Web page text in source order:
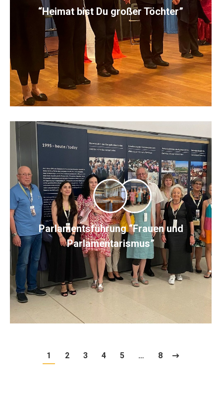
“Heimat bist Du großer Töchter”
Parlamentsführung “Frauen und
Parlamentarismus”
1 2 3 4 5 … 8